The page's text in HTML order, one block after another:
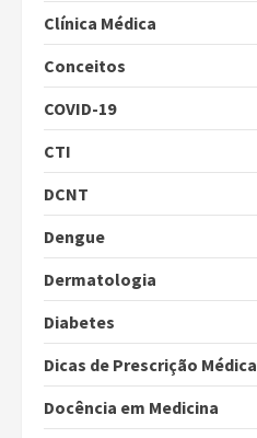
Clínica Médica
Conceitos
COVID-19
CTI
DCNT
Dengue
Dermatologia
Diabetes
Dicas de Prescrição Médica
Docência em Medicina